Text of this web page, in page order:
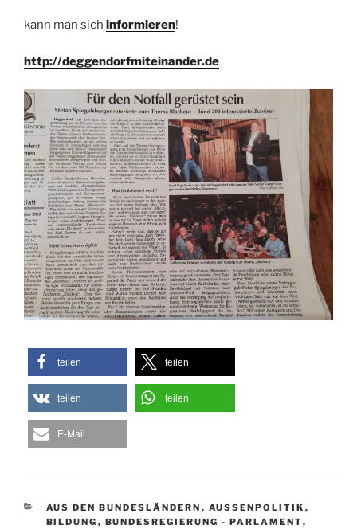
kann man sich informieren!
http://deggendorfmiteinander.de
teilen teilen
teilen teilen
E-Mail
KATEGORIEN
AUS DEN BUNDESLÄNDERN , AUSSENPOLITIK
,
BILDUNG , BUNDESREGIERUNG - PARLAMENT,